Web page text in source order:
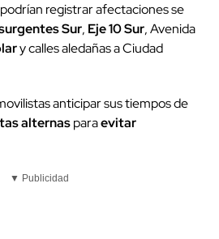
registrar afectaciones se
Sur, Eje 10 Sur, Avenida
y calles aledañas a Ciudad
anticipar sus tiempos de
alternasparaevitar
▼ Publicidad